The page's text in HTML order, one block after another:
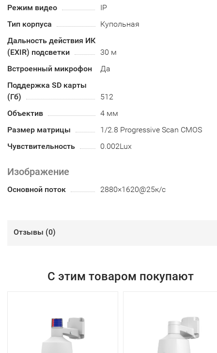
Режим видео
IP
Тип корпуса
Купольная
Дальность действия ИК
(EXIR) подсветки
30 м
Встроенный микрофон
Да
Поддержка SD карты
(Гб)
512
Объектив
4 мм
Размер матрицы
1/2.8 Progressive Scan CMOS
Чувствительность
0.002Lux
Изображение
Основной поток 2880×1620@25к/с
Отзывы (0)
С этим товаром покупают